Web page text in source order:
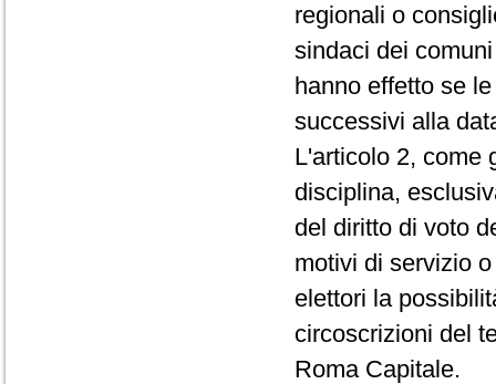
regionali o
sindaci dei
hanno effetto se
successivi alla
L'articolo 2, come
disciplina,
del diritto di voto
motivi di servizio
elettori la
circoscrizioni del
Roma Capitale.